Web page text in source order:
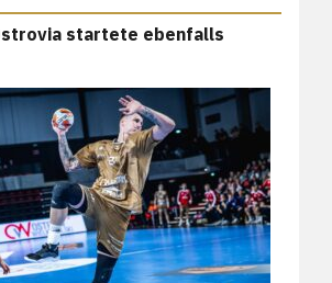
startete ebenfalls